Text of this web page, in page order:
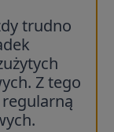
trudno
Z tego